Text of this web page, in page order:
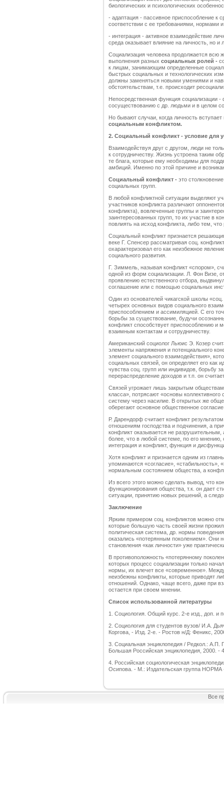
биологических и психологических
- адаптация - пассивное приспособление к
соответствии с ее требованиями, нормами
- интеграция - активное взаимодействие
среда оказывает влияние на личность, но и
Социализация человека продолжается всю
выполнения разных социальных ролей -
к лицам, занимающим определенные
быстрых социальных и технологических
должны заменяться новыми умениями и
обстоятельствам, т.е. происходит
Непосредственная функция социализации
сосуществованию с др. людьми и в целом
Но бывают случаи, когда личность
социальным конфликтом.
2. Социальный конфликт - условие для
Взаимодействуя друг с другом, люди не
к сотрудничеству. Жизнь устроена таким
те блага, которые ему необходимы для
амбиций. Именно по этой причине и
Социальный конфликт - это
социальных групп.
В любой конфликтной ситуации выделяют
участников конфликта различают
конфликта), вовлеченные группы и
заинтересованных групп, то их участие в
повлиять на исход конфликта, либо тем, что
Социальный конфликт признается
веке Г. Спенсер рассматривая соц.
охарактеризовал его как неизбежное
социального развития.
Г. Зиммель, называя конфликт «спором»,
одной из форм социализации. Л. Фон Визе,
проявлению естественного отбора,
соглашение или с помощью социальных
Один из основателей чикагской школы
четырех основных видов социального
приспособлением и ассимиляцией. С его
борьбы за существование, будучи
конфликт способствует приспособлению и
взаимным контактам и сотрудничеству.
Американский социолог Льюис Э. Козер
элементы напряжения и потенциального
элемент социального взаимодействия»,
социальных связей, он определяет его как
чувства соц. групп или индивидов, борьбу
перераспределение доходов и т.п. он
Связей угрожает лишь закрытым
класса», потрясают «основы
систему через насилие. В открытых же
оберегают основное общественное
Р. Дарендорф считает конфликт
отношениям господства и подчинения, а
конфликт оказывается не
более, что в любой системе, по его
интеграция и конфликт, функция и
Хотя конфликт и признается одним из
упоминаются «согласие», «стабильность»,
нормальным состоянием общества, а
Из всего этого можно сделать вывод, что
функционирования общества, т.к. он дает
ситуации, принятию новых решений, а
Заключение
Ярким примером соц. конфликтов можно
которые большую часть своей жизни
политическая система, др. нормы
оказались «потерянным поколением». Они
становления «как личности» уже
В противоположность «потерянному
которых процесс социализации только
нормы, их влечет все «современное».
неизбежны конфликты, которые приводят
отношений. Однако, чаще всего, даже при
остается при своем мнении.
Список использованной литературы
1. Социология. Общий курс. 2-е изд., доп. и
2. Социология для студентов вузов/ И.А.
Коргова, - Изд. 2-е. - Ростов н/Д: Феникс,
3. Социальная энциклопедия / Редкол.: А.П.
Большая Российская энциклопедия, 2000. -
4. Российская социологическая
Осипова. - М.: Издательская группа
Все